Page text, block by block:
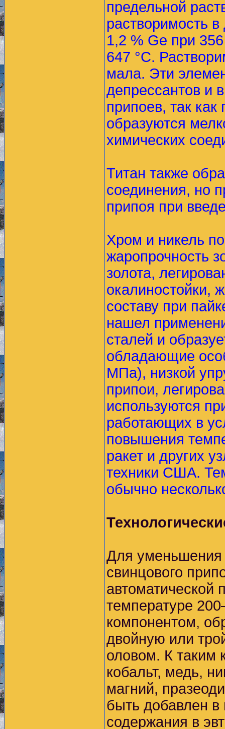
предельной
растворимость
1,2 % Ge при
647 °С.
мала. Эти
депрессантов и
припоев, так
образуются
химических
Титан также
соединения, но
припоя при
Хром и никель
жаропрочность
золота,
окалиностойки,
составу при
нашел
сталей и
обладающие
МПа), низкой
припои,
используются
работающих в
повышения
ракет и других
техники США.
обычно
Для уменьшения
свинцового
автоматической
температуре
компонентом,
двойную или
оловом. К таким
кобальт, медь,
магний,
быть добавлен в
содержания в